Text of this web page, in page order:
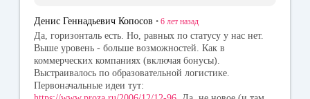
Денис Геннадьевич Копосов • 6 лет назад
Да, горизонталь есть. Но, равных по статусу у нас нет.
Выше уровень - больше возможностей. Как в
коммерческих компаниях (включая бонусы).
Выстраивалось по образовательной логистике.
Первоначальные идеи тут: